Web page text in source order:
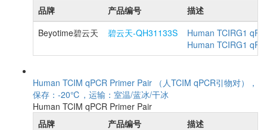
品牌
产品编号
描述
Beyotime碧云天
碧云天-QH31133S
Human TCIRG1
Human TCIRG1
Human TCIM qPCR Primer Pair （人TCIM qPCR引物对），
保存：-20℃，运输：室温/蓝冰/干冰
Human TCIM qPCR Primer Pair
品牌
产品编号
描述